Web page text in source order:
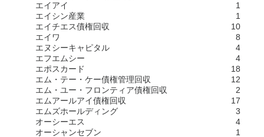
エイアイ
1
エイシン産業
1
エイチエス債権回収
10
エイワ
8
エヌシーキャピタル
4
エフエムシー
4
エポスカード
18
エム・テー・ケー債権管理回収
12
エム・ユー・フロンティア債権回収
2
エムアールアイ債権回収
17
エムズホールディング
3
オーシーエス
4
オーシャンセブン
1